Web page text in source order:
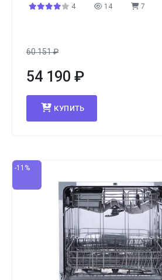
4 14 7
60 151₽
54 190 ₽
КУПИТЬ
-11%